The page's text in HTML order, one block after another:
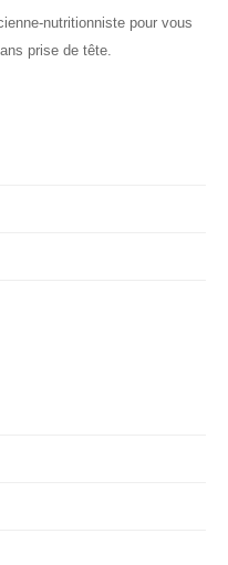
nutritionniste pour vous
prise de tête.